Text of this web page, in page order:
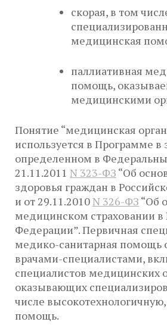
скорая, в том
медицинская
паллиативная
помощь,
медицинскими
Понятие “медицинская
используется в Программе в
определенном в
21.11.2011 N 323-ФЗ “Об
здоровья граждан в
и от 29.11.2010N 326-ФЗ “Об
медицинском страховании в
Федерации”. Первичная
медико-санитарная помощь
врачами-специалистами,
специалистов медицинских
оказывающих
числе
помощь.